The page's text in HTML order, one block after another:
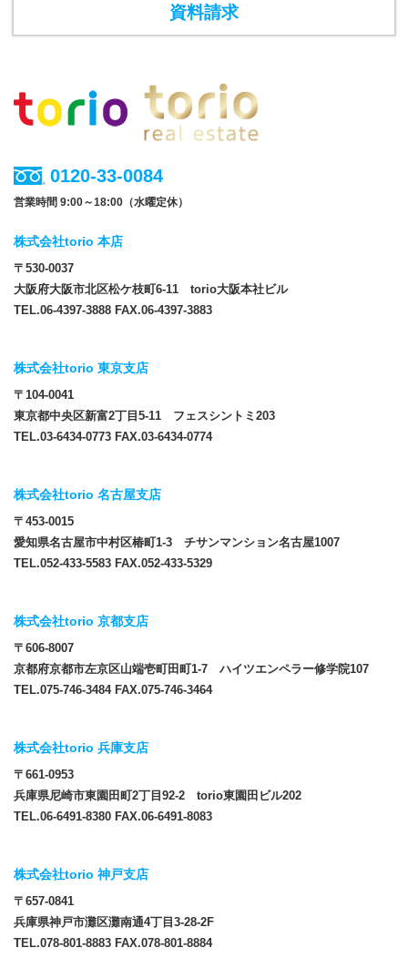
資料請求
0120-33-0084
営業時間 9:00～18:00（水曜定休）
株式会社torio 本店
〒530-0037
大阪府大阪市北区松ケ枝町6-11 torio大阪本社ビル
TEL.06-4397-3888 FAX.06-4397-3883
株式会社torio 東京支店
〒104-0041
東京都中央区新富2丁目5-11 フェスシントミ203
TEL.03-6434-0773 FAX.03-6434-0774
株式会社torio 名古屋支店
〒453-0015
愛知県名古屋市中村区椿町1-3 チサンマンション名古屋1007
TEL.052-433-5583 FAX.052-433-5329
株式会社torio 京都支店
〒606-8007
京都府京都市左京区山端壱町田町1-7 ハイツエンペラー修学院107
TEL.075-746-3484 FAX.075-746-3464
株式会社torio 兵庫支店
〒661-0953
兵庫県尼崎市東園田町2丁目92-2 torio東園田ビル202
TEL.06-6491-8380 FAX.06-6491-8083
株式会社torio 神戸支店
〒657-0841
兵庫県神戸市灘区灘南通4丁目3-28-2F
TEL.078-801-8883 FAX.078-801-8884